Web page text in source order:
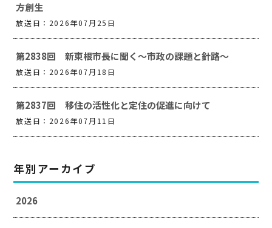
方創生
放送日：2026年07月25日
第2838回 新東根市長に聞く～市政の課題と針路～
放送日：2026年07月18日
第2837回 移住の活性化と定住の促進に向けて
放送日：2026年07月11日
年別アーカイブ
2026